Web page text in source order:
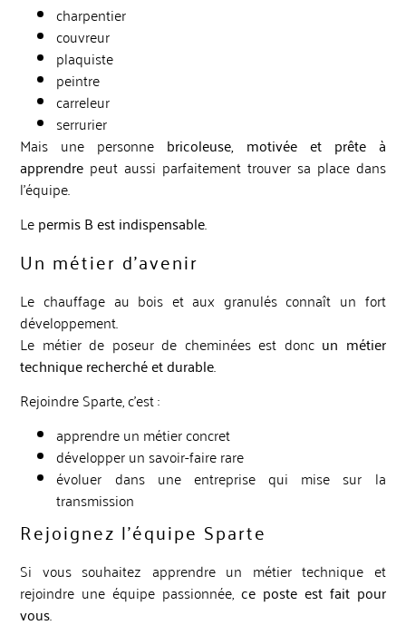
charpentier
couvreur
plaquiste
peintre
carreleur
serrurier
Mais une personne bricoleuse, motivée et prête à
apprendre peut aussi parfaitement trouver sa place dans
l’équipe.
Lepermis B est indispensable.
Un métier d’avenir
Le chauffage au bois et aux granulés connaît un fort
développement.
Le métier de poseur de cheminées est donc un métier
technique recherché et durable.
Rejoindre Sparte, c’est :
apprendre un métier concret
développer un savoir-faire rare
évoluer dans une entreprise qui mise sur la
transmission
Rejoignez l’équipe Sparte
Si vous souhaitez apprendre un métier technique et
rejoindre une équipe passionnée, ce poste est fait pour
vous.